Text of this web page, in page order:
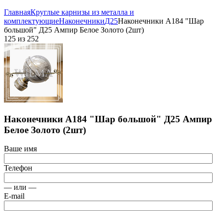
ГлавнаяКруглые карнизы из металла и
комплектующиеНаконечникиД25Наконечники А184 "Шар
большой" Д25 Ампир Белое Золото (2шт)
125 из 252
Наконечники А184 "Шар большой" Д25 Ампир
Белое Золото (2шт)
Ваше имя
Телефон
— или —
E-mail